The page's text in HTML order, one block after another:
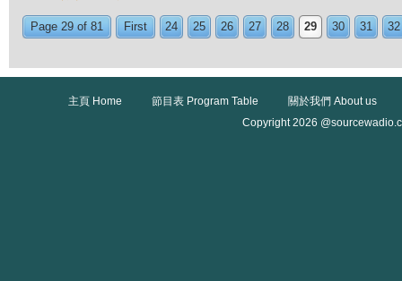
Page 29 of 81 First 24 25 26 27 28 29 30 31 32
主頁 Home 節目表 Program Table
關於我們 About us
Copyright 2026